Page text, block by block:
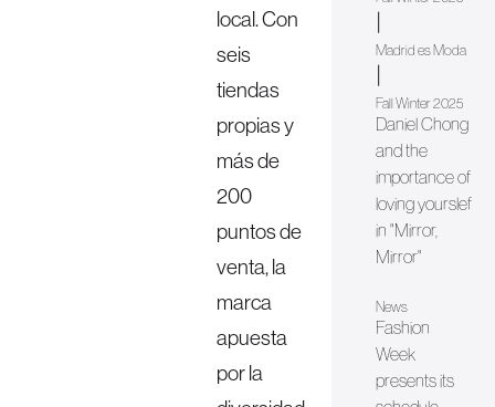
local. Con
seis
tiendas
propias y
más de
200
puntos de
venta, la
marca
apuesta
por la
Madrid es Moda
Fall Winter 2025
Daniel Chong
and the
importance of
loving yourslef
in "Mirror,
Mirror"
News
Fashion
Week
presents its